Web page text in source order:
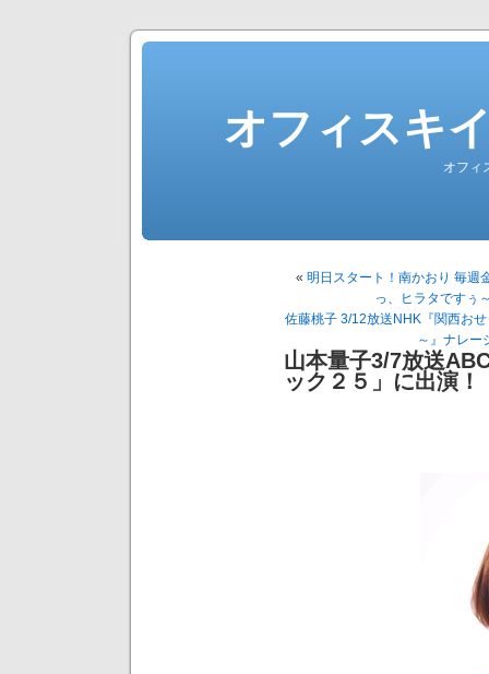
オフィスキ
オフィ
« 明日スタート！南かおり 毎週
っ、ヒラタですぅ
佐藤桃子 3/12放送NHK『関西お
～』ナレー
山本量子3/7放送
ック２５」に出演！